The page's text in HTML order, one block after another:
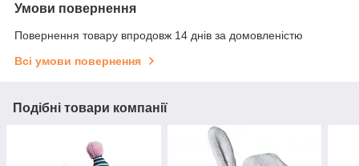
Умови повернення
Повернення товару впродовж 14 днів за домовленістю
Всі умови повернення
Подібні товари компанії